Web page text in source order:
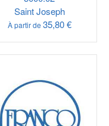
Saint Joseph
À partir de 35,80 €